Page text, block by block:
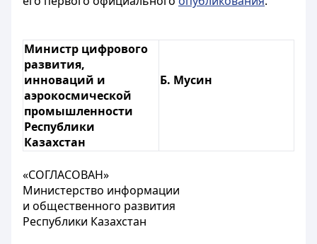
Министр цифрового
развития,
инноваций и
аэрокосмической
промышленности
Республики
Казахстан
Б. Мусин
«СОГЛАСОВАН»
Министерство информации
и общественного развития
Республики Казахстан